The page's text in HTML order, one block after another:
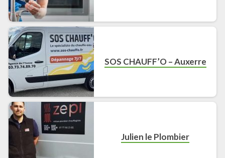
SOS CHAUFF’O – Auxerre
Julien le Plombier